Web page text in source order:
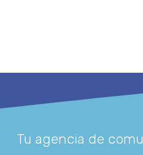
Tu agencia de